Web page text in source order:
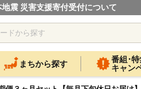
震 災害支援寄付受付について
まちから探す
番組･特
キャン